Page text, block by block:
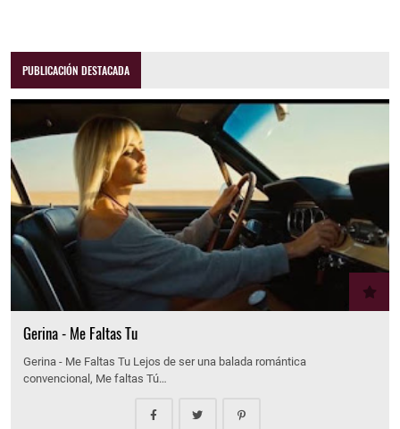
PUBLICACIÓN DESTACADA
Gerina - Me Faltas Tu
Gerina - Me Faltas Tu Lejos de ser una balada romántica
convencional, Me faltas Tú…